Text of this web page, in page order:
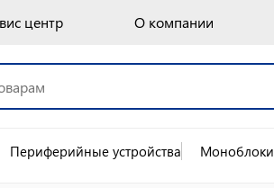
центр О компании
Периферийные устройства Моноблоки